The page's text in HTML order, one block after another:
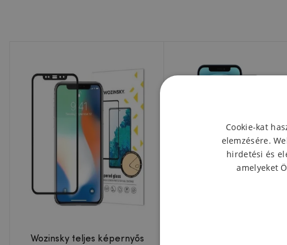
Wozinsky teljes képernyős
Cookie-kat
elemzésére.
hirdetési és
amelyeket